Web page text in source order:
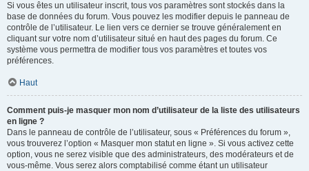
Si vous êtes un utilisateur inscrit, tous vos paramètres sont stockés dans la
base de données du forum. Vous pouvez les modifier depuis le panneau de
contrôle de l’utilisateur. Le lien vers ce dernier se trouve généralement en
cliquant sur votre nom d’utilisateur situé en haut des pages du forum. Ce
système vous permettra de modifier tous vos paramètres et toutes vos
préférences.
Haut
Comment puis-je masquer mon nom d’utilisateur de la liste des utilisateurs
en ligne ?
Dans le panneau de contrôle de l’utilisateur, sous « Préférences du forum »,
vous trouverez l’option « Masquer mon statut en ligne ». Si vous activez cette
option, vous ne serez visible que des administrateurs, des modérateurs et de
vous-même. Vous serez alors comptabilisé comme étant un utilisateur